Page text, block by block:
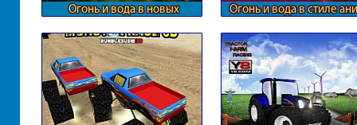
Огонь и вода в новых
Огонь и вода в стиле